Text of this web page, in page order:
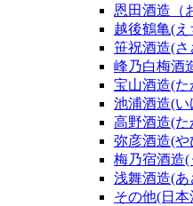
恩田酒造（
越後鶴亀(
笹祝酒造(
峰乃白梅酒
宝山酒造(
池浦酒造(
高野酒造(
弥彦酒造(
梅乃宿酒造
浅舞酒造(
その他(日